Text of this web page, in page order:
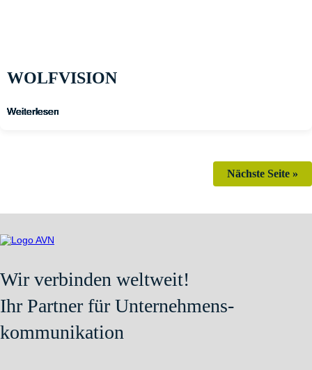
Weiterlesen
Weiterlesen
Weiterlesen
Weiterlesen
Weiterlesen
Weiterlesen
Weiterlesen
Weiterlesen
Weiterlesen
Weiterlesen
Weiterlesen
WOLFVISION
Weiterlesen
Nächste Seite »
Wir verbinden weltweit!
Ihr Partner für Unternehmens-
kommunikation